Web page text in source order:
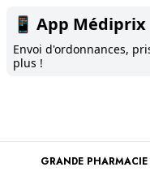
📱 App Médiprix
Envoi d'ordonnances,
plus !
GRANDE